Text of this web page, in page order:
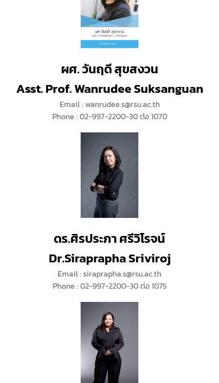
ผศ. วันฤดี สุขสงวน
Asst. Prof. Wanrudee Suksanguan
Email : wanrudee.s@rsu.ac.th
Phone : 02-997-2200-30 ต่อ 1070
ดร.ศิรประภา ศรีวิโรจน์
Dr.Siraprapha Sriviroj
Email : siraprapha.s@rsu.ac.th
Phone : 02-997-2200-30 ต่อ 1075